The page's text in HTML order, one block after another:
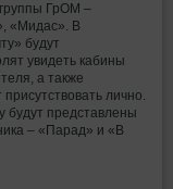
ГрОМ –
«Мидас». В
будут
увидеть кабины
а также
лично.
будут представлены
– «Парад» и «В